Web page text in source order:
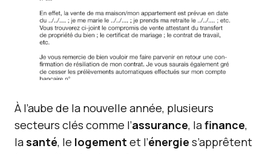
À l’aube de la nouvelle année, plusieurs
secteurs clés comme l’assurance, lafinance,
la santé, le logement et l’énergie s’apprêtent